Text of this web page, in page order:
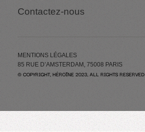
Contactez-nous
MENTIONS LÉGALES
85 RUE D’AMSTERDAM, 75008 PARIS
© COPYRIGHT, HÉROÏNE 2023, ALL RIGHTS RESERVED